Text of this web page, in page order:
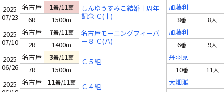
2025
07/23
名古屋 1着/11頭
しんゆうすみこ結婚十周年
記念 Ｃ(十)
加藤利
6R
1500m 8番 8人
2025
07/10
名古屋 7着/11頭
名古屋モーニングフィーバ
ー８ Ｃ(八)
加藤利
2R
1400m 6番 9人
2025
06/26
名古屋 3着/11頭 Ｃ５組
丹羽克
7R
1500m 10番 11人
2025
名古屋 11着/11頭 Ｃ４組
大畑雅